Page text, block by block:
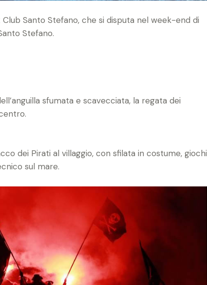
Santo Stefano, che si disputa nel week-end di
Stefano.
sfumata e scavecciata, la regata dei
dei Pirati al villaggio, con sfilata in costume, giochi
sul mare.